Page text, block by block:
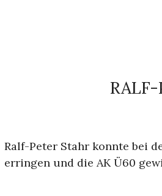
RALF-
Ralf-Peter Stahr konnte bei
erringen und die AK Ü60